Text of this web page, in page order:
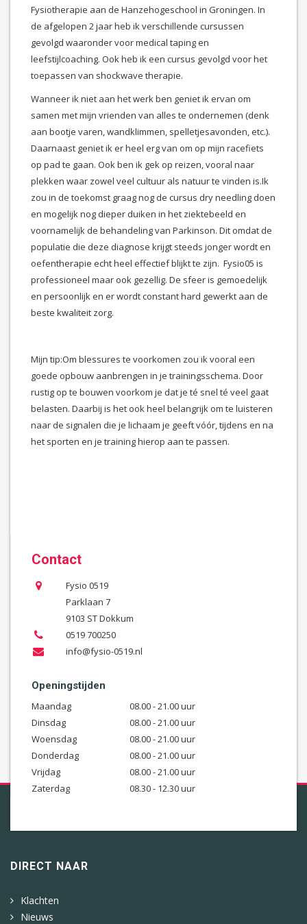
Fysiotherapie aan de Hanzehogeschool in Groningen. In
de afgelopen 2 jaar heb ik verschillende cursussen
gevolgd waaronder voor medical taping en
leefstijlcoaching. Ook heb ik een cursus gevolgd voor het
toepassen van shockwave therapie.
Wanneer ik niet aan het werk ben geniet ik ervan om
samen met mijn vrienden van alles te ondernemen (denk
aan bootje varen, wandklimmen, spelletjesavonden, etc.).
Daarnaast geniet ik er heel erg van om op mijn racefiets
op pad te gaan. Ook ben ik gek op reizen, vooral naar
plekken waar zowel veel cultuur als natuur te vinden is.Ik
zou in de toekomst graag nog de cursus dry needling doen
en mogelijk nog dieper duiken in het ziektebeeld en
voornamelijk de behandeling van Parkinson. Dit omdat de
populatie die deze diagnose krijgt steeds jonger wordt en
oefentherapie echt heel effectief blijkt te zijn. Fysio05 is
professioneel maar ook gezellig. De sfeer is gemoedelijk
en persoonlijk en er wordt constant hard gewerkt aan de
beste kwaliteit zorg.
Mijn tip:Om blessures te voorkomen zou ik vooral een
goede opbouw aanbrengen in je trainingsschema. Door
rustig op te bouwen voorkom je dat je té snel té veel gaat
belasten. Daarbij is het ook heel belangrijk om te luisteren
naar de signalen die je lichaam je geeft vóór, tijdens en na
het sporten en je training hierop aan te passen.
Contact
Fysio 0519
Parklaan 7
9103 ST Dokkum
0519 700250
info@fysio-0519.nl
Openingstijden
Maandag
08.00 - 21.00 uur
Dinsdag
08.00 - 21.00 uur
Woensdag
08.00 - 21.00 uur
Donderdag
08.00 - 21.00 uur
Vrijdag
08.00 - 21.00 uur
Zaterdag
08.30 - 12.30 uur
DIRECT NAAR
Klachten
Nieuws